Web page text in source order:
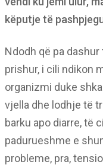
këputje të
Ndodh që pa
prishur, i cili ndikon
organizmi duke
vjella dhe lodhje të
barku apo diarre, të
padurueshme e
probleme, pra,